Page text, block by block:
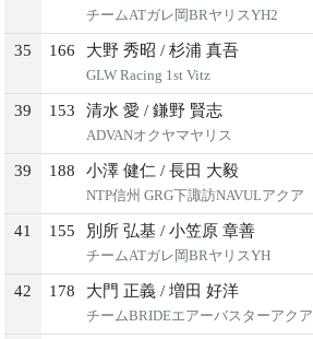
チームATガレ岡BRヤリスYH2
35 166 大野 秀昭 / 杉浦 真吾
GLW Racing 1st Vitz
39 153 清水 愛 / 鎌野 賢志
ADVANオクヤマヤリス
39 188 小澤 健仁 / 長田 大毅
NTP信州 GRG下諏訪NAVULアクア
41 155 別所 弘基 / 小笠原 章善
チームATガレ岡BRヤリスYH
42 178 大門 正義 / 増田 好洋
チームBRIDEエアーバスターアクア